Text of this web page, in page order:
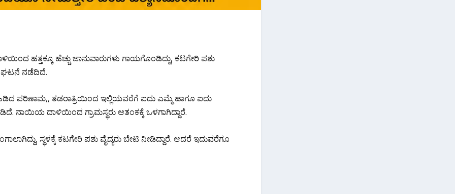
ಹತ್ತಕ್ಕೂ ಹೆಚ್ಚು ಜಾನುವಾರುಗಳು ಗಾಯಗೊಂಡಿದ್ದು, ಕಟಗೇರಿ ಪಶು
ಘಟನೆ ನಡೆದಿದೆ.
ಪರಿಣಾಮ,, ತಡರಾತ್ರಿಯಿಂದ ಇಲ್ಲಿಯವರೆಗೆ ಐದು ಎಮ್ಮೆ ಹಾಗೂ ಐದು
ನಾಯಿಯ ದಾಳಿಯಿಂದ ಗ್ರಾಮಸ್ಥರು ಆತಂಕಕ್ಕೆ ಒಳಗಾಗಿದ್ದಾರೆ.
ಸ್ಥಳಕ್ಕೆ ಕಟಗೇರಿ ಪಶು ವೈದ್ಯರು ಬೇಟಿ ನೀಡಿದ್ದಾರೆ. ಆದರೆ ಇದುವರೆಗೂ